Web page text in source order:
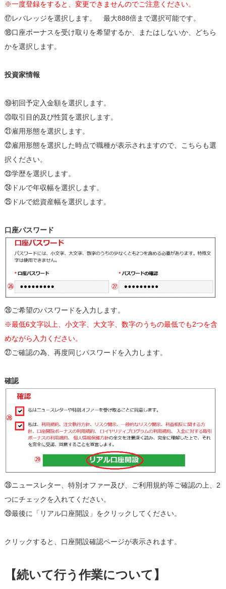
※一度登録をすると、変更できませんのでご注意ください。
⑰レバレッジを選択します。 最大888倍まで選択可能です。
⑱口座ボーナスを受け取りを希望するか、またはしないか、どちら
かを選択します。
投資家情報
⑲初回予定入金額を選択します。
⑳取引目的及び性質を選択します。
㉑雇用形態を選択します。
㉒雇用形態を選択した時点で職種が表示されますので、こちらも選
択ください。
㉓学歴を選択します。
㉔ドルで年収幅を選択します。
㉕ドルで総資産幅を選択します。
口座パスワード
㉖ご希望のパスワードを入力します。
※最低6文字以上、小文字、大文字、数字のうちの最低でも2つを含
めながら入力ください。
㉗ご確認の為、再度同じパスワードを入力します。
確認
㉘ニュースレター、特別オファー及び、ご利用規約等ご確認の上、2
つにチェックを入れてください。
㉙最後に「リアル口座開設」をクリックしてください。
クリックすると、口座開設確認ページが表示されます。
【続いて行う作業について】